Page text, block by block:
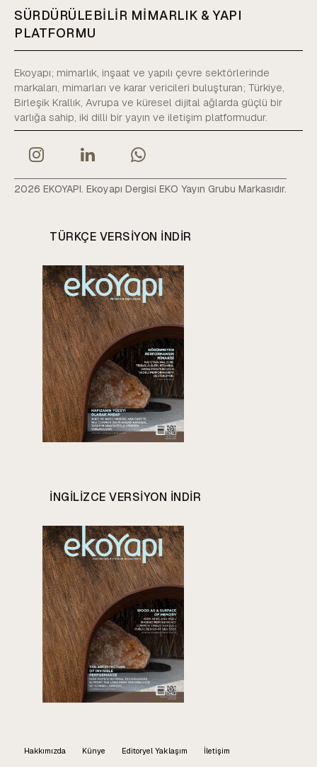
SÜRDÜRÜLEBİLİR MİMARLIK & YAPI
PLATFORMU
Ekoyapı; mimarlık, inşaat ve yapılı çevre sektörlerinde
markaları, mimarları ve karar vericileri buluşturan; Türkiye,
Birleşik Krallık, Avrupa ve küresel dijital ağlarda güçlü bir
varlığa sahip, iki dilli bir yayın ve iletişim platformudur.
2026 EKOYAPI. Ekoyapı Dergisi EKO Yayın Grubu Markasıdır.
TÜRKÇE VERSIYON INDIR
INGILIZCE VERSIYON INDIR
Hakkımızda Künye Editoryel Yaklaşım İletişim